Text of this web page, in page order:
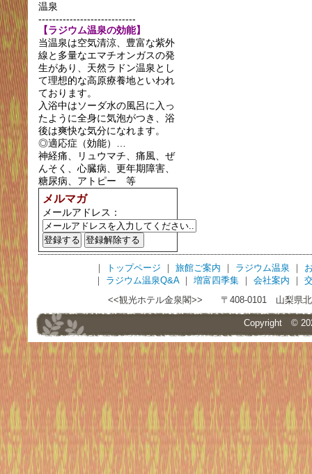
温泉
----------------------------
【ラジウム温泉の効能】
当温泉は空気清涼、豊富な紫外
線と多量なエマチオンガスの発
生があり、天然ラドン温泉とし
て理想的な高原療養地といわれ
ております。
入浴中はソーダ水の風呂に入っ
たように全身に気泡がつき、浴
後は爽快な気分になれます。
◎適応症（効能）…
神経痛、リュウマチ、痛風、ぜ
んそく、心臓病、更年期障害、
糖尿病、アトピー 等
メルマガ
メールアドレス：
｜ トップページ ｜ 旅館ご案内 ｜ ラジウム温泉 ｜
｜ ラジウム温泉Q&A｜ 増富四季集 ｜ 会社案内 ｜
<<観光ホテル金泉閣>> 〒408-0101 山梨県北
Copyright ©